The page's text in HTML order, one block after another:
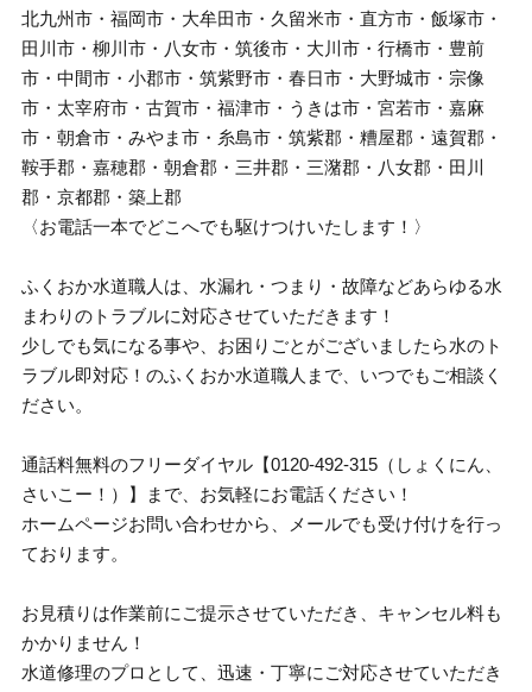
北九州市・福岡市・大牟田市・久留米市・直方市・飯塚市・
田川市・柳川市・八女市・筑後市・大川市・行橋市・豊前
市・中間市・小郡市・筑紫野市・春日市・大野城市・宗像
市・太宰府市・古賀市・福津市・うきは市・宮若市・嘉麻
市・朝倉市・みやま市・糸島市・筑紫郡・糟屋郡・遠賀郡・
鞍手郡・嘉穂郡・朝倉郡・三井郡・三潴郡・八女郡・田川
郡・京都郡・築上郡
〈お電話一本でどこへでも駆けつけいたします！〉
ふくおか水道職人は、水漏れ・つまり・故障などあらゆる水
まわりのトラブルに対応させていただきます！
少しでも気になる事や、お困りごとがございましたら水のト
ラブル即対応！のふくおか水道職人まで、いつでもご相談く
ださい。
通話料無料のフリーダイヤル【0120-492-315（しょくにん、
さいこー！）】まで、お気軽にお電話ください！
ホームページお問い合わせから、メールでも受け付けを行っ
ております。
お見積りは作業前にご提示させていただき、キャンセル料も
かかりません！
水道修理のプロとして、迅速・丁寧にご対応させていただき